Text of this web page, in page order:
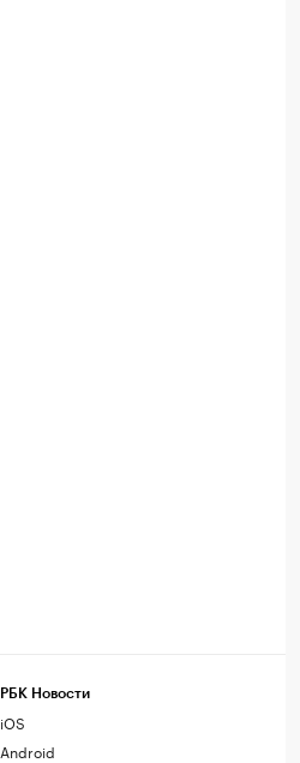
РБК Новости
iOS
Android